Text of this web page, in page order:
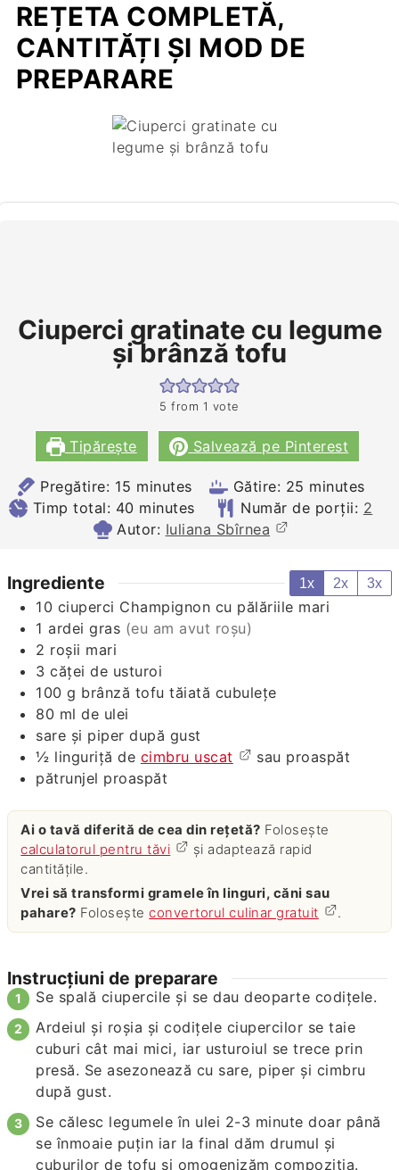
REȚETA COMPLETĂ,
CANTITĂȚI ȘI MOD DE
PREPARARE
Ciuperci gratinate cu legume
şi brânză tofu
5 from 1 vote
Tipărește Salvează pe Pinterest
Pregătire: 15 minutes
minutes Gătire: 25 minutes
minutes
Timp total: 40minutes
minutes Număr de porții: 2
Autor: Iuliana Sbîrnea
Ingrediente 1x 2x 3x
10 ciuperci Champignon cu pălăriile mari
1 ardei gras (eu am avut roşu)
2 roşii mari
3 căţei de usturoi
100 g brânză tofu tăiată cubuleţe
80 ml de ulei
sare şi piper după gust
½ linguriţă de cimbru uscat
sau proaspăt
pătrunjel proaspăt
Ai o tavă diferită de cea din rețetă? Folosește
calculatorul pentru tăvi
și adaptează rapid
cantitățile.
Vrei să transformi gramele în linguri, căni sau
pahare? Foloseșteconvertorul culinar gratuit .
Instrucțiuni de preparare
Se spală ciupercile şi se dau deoparte codiţele.
Ardeiul şi roşia şi codiţele ciupercilor se taie
cuburi cât mai mici, iar usturoiul se trece prin
presă. Se asezonează cu sare, piper şi cimbru
după gust.
Se călesc legumele în ulei 2-3 minute doar până
se înmoaie puţin iar la final dăm drumul şi
cuburilor de tofu şi omogenizăm compoziţia.